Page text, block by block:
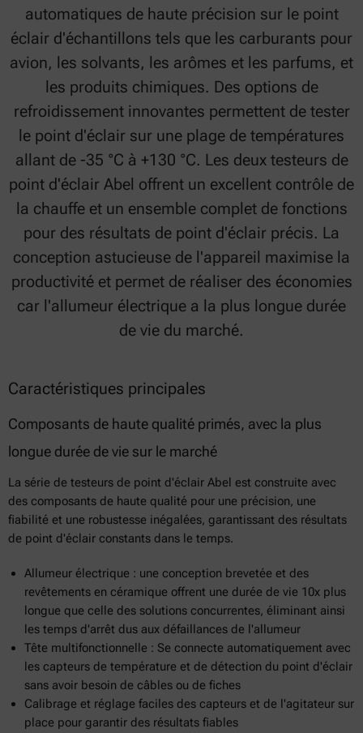
automatiques de haute précision sur le point
éclair d'échantillons tels que les carburants pour
avion, les solvants, les arômes et les parfums, et
les produits chimiques. Des options de
refroidissement innovantes permettent de tester
le point d'éclair sur une plage de températures
allant de -35 °C à +130 °C. Les deux testeurs de
point d'éclair Abel offrent un excellent contrôle de
la chauffe et un ensemble complet de fonctions
pour des résultats de point d'éclair précis. La
conception astucieuse de l'appareil maximise la
productivité et permet de réaliser des économies
car l'allumeur électrique a la plus longue durée
de vie du marché.
Caractéristiques principales
Composants de haute qualité primés, avec la plus
longue durée de vie sur le marché
La série de testeurs de point d'éclair Abel est construite avec
des composants de haute qualité pour une précision, une
fiabilité et une robustesse inégalées, garantissant des résultats
de point d'éclair constants dans le temps.
Allumeur électrique : une conception brevetée et des
revêtements en céramique offrent une durée de vie 10x plus
longue que celle des solutions concurrentes, éliminant ainsi
les temps d'arrêt dus aux défaillances de l'allumeur
Tête multifonctionnelle : Se connecte automatiquement avec
les capteurs de température et de détection du point d'éclair
sans avoir besoin de câbles ou de fiches
Calibrage et réglage faciles des capteurs et de l'agitateur sur
place pour garantir des résultats fiables